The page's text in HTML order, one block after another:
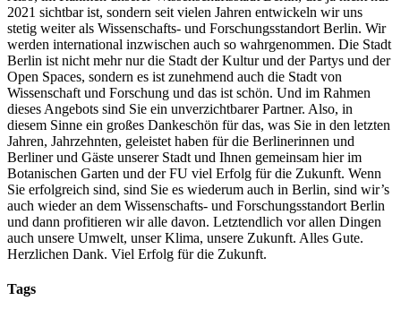
2021 sichtbar ist, sondern seit vielen Jahren entwickeln wir uns
stetig weiter als Wissenschafts- und Forschungsstandort Berlin. Wir
werden international inzwischen auch so wahrgenommen. Die Stadt
Berlin ist nicht mehr nur die Stadt der Kultur und der Partys und der
Open Spaces, sondern es ist zunehmend auch die Stadt von
Wissenschaft und Forschung und das ist schön. Und im Rahmen
dieses Angebots sind Sie ein unverzichtbarer Partner. Also, in
diesem Sinne ein großes Dankeschön für das, was Sie in den letzten
Jahren, Jahrzehnten, geleistet haben für die Berlinerinnen und
Berliner und Gäste unserer Stadt und Ihnen gemeinsam hier im
Botanischen Garten und der FU viel Erfolg für die Zukunft. Wenn
Sie erfolgreich sind, sind Sie es wiederum auch in Berlin, sind wir’s
auch wieder an dem Wissenschafts- und Forschungsstandort Berlin
und dann profitieren wir alle davon. Letztendlich vor allen Dingen
auch unsere Umwelt, unser Klima, unsere Zukunft. Alles Gute.
Herzlichen Dank. Viel Erfolg für die Zukunft.
Tags